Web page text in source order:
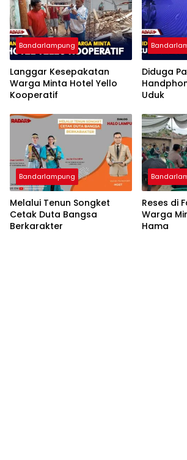
Bandarlampung
Langgar Kesepakatan
Warga Minta Hotel Yello
Kooperatif
Diduga
Uduk
Bandarlampung
Melalui Tenun Songket
Cetak Duta Bangsa
Berkarakter
Reses di
Warga
Hama